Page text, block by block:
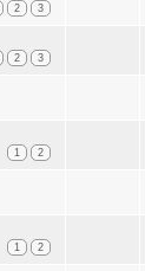
2 3
2 3
1 2
1 2